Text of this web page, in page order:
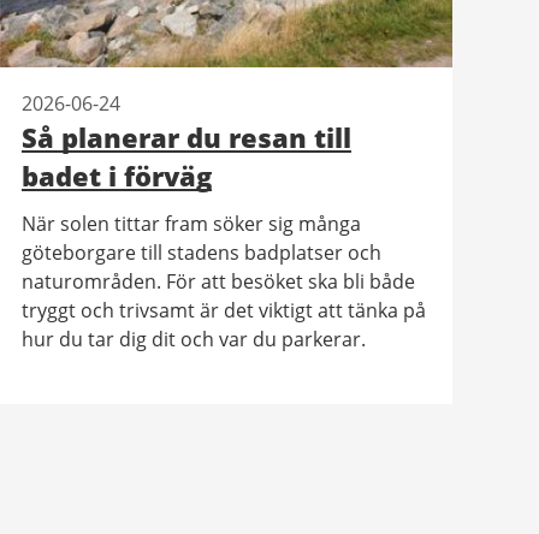
Så planerar du resan till
badet i förväg
2026-06-24
När solen tittar fram söker sig många
göteborgare till stadens badplatser och
naturområden. För att besöket ska bli både
tryggt och trivsamt är det viktigt att tänka på
hur du tar dig dit och var du parkerar.